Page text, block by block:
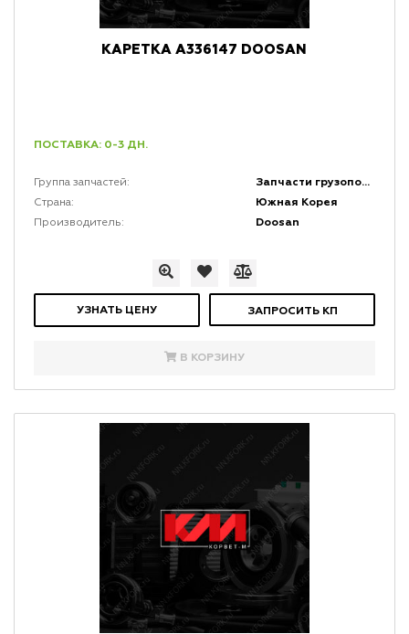
КАРЕТКА A336147 DOOSAN
ПОСТАВКА: 0-3 ДН.
Группа запчастей: Запчасти грузоподъемной мачты и каретки
Страна: Южная Корея
Производитель: Doosan
УЗНАТЬ ЦЕНУ ЗАПРОСИТЬ КП
В КОРЗИНУ